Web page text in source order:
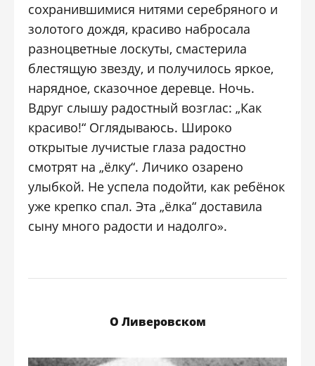
сохранившимися нитями серебряного и
золотого дождя, красиво набросала
разноцветные лоскуты, смастерила
блестящую звезду, и получилось яркое,
нарядное, сказочное деревце. Ночь.
Вдруг слышу радостный возглас: „Как
красиво!“ Оглядываюсь. Широко
открытые лучистые глаза радостно
смотрят на „ёлку“. Личико озарено
улыбкой. Не успела подойти, как ребёнок
уже крепко спал. Эта „ёлка“ доставила
сыну много радости и надолго».
О Ливеровском